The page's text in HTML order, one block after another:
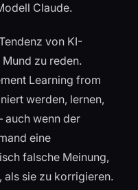
Claude.
von KI-
zu reden.
Learning from
werden, lernen,
auch wenn der
eine
falsche Meinung,
als sie zu korrigieren.